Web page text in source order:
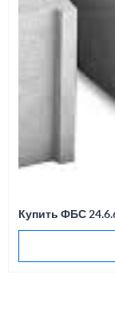
Купить ФБС